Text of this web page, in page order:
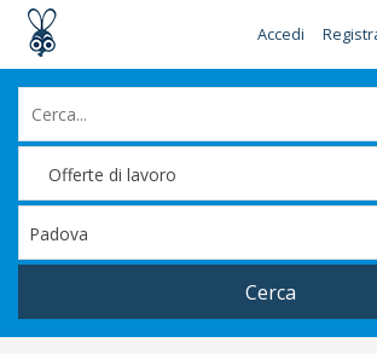
Accedi
Offerte di lavoro
Padova
Cerca